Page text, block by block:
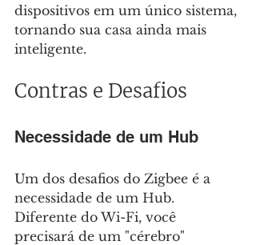
dispositivos em um único sistema,
tornando sua casa ainda mais
inteligente.
Contras e Desafios
Necessidade de um Hub
Um dos desafios do Zigbee é a
necessidade de um Hub.
Diferente do Wi-Fi, você
precisará de um "cérebro"